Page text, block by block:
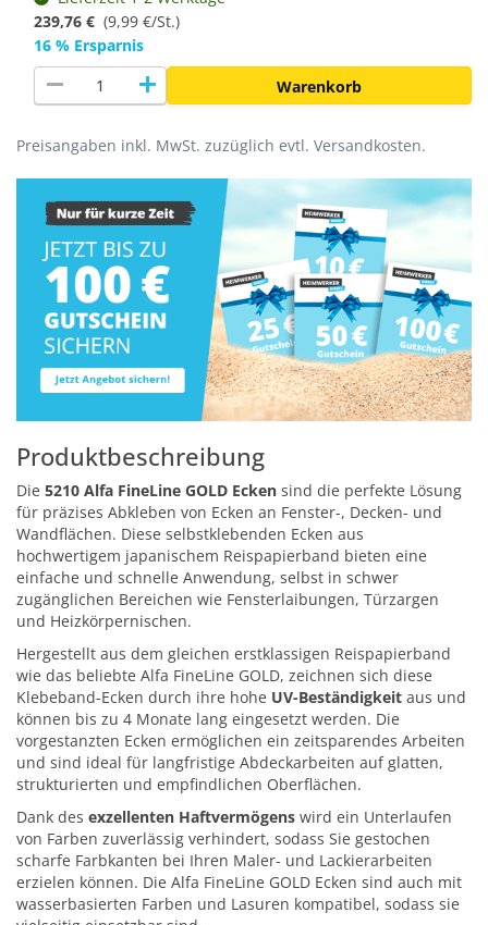
239,76 € (9,99 €/St.)
16 % Ersparnis
remove add Warenkorb
Preisangaben inkl. MwSt. zuzüglich evtl. Versandkosten.
Produktbeschreibung
Die 5210 Alfa FineLine GOLD Ecken sind die perfekte Lösung
für präzises Abkleben von Ecken an Fenster-, Decken- und
Wandflächen. Diese selbstklebenden Ecken aus
hochwertigem japanischem Reispapierband bieten eine
einfache und schnelle Anwendung, selbst in schwer
zugänglichen Bereichen wie Fensterlaibungen, Türzargen
und Heizkörpernischen.
Hergestellt aus dem gleichen erstklassigen Reispapierband
wie das beliebte Alfa FineLine GOLD, zeichnen sich diese
Klebeband-Ecken durch ihre hohe UV-Beständigkeit aus und
können bis zu 4 Monate lang eingesetzt werden. Die
vorgestanzten Ecken ermöglichen ein zeitsparendes Arbeiten
und sind ideal für langfristige Abdeckarbeiten auf glatten,
strukturierten und empfindlichen Oberflächen.
Dank des exzellenten Haftvermögens wird ein Unterlaufen
von Farben zuverlässig verhindert, sodass Sie gestochen
scharfe Farbkanten bei Ihren Maler- und Lackierarbeiten
erzielen können. Die Alfa FineLine GOLD Ecken sind auch mit
wasserbasierten Farben und Lasuren kompatibel, sodass sie